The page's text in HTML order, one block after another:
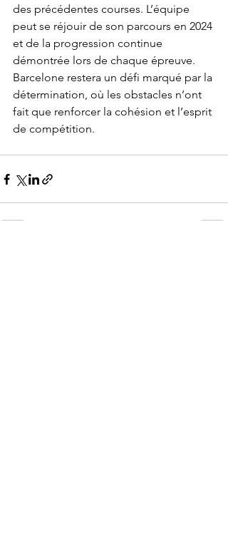
des précédentes courses. L’équipe
peut se réjouir de son parcours en 2024
et de la progression continue
démontrée lors de chaque épreuve.
Barcelone restera un défi marqué par la
détermination, où les obstacles n’ont
fait que renforcer la cohésion et l’esprit
de compétition.